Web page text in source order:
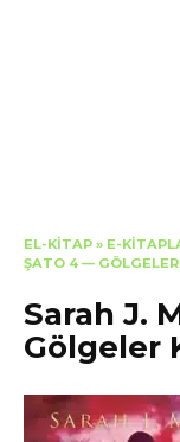
EL-KITAP » E-
ŞATO 4 —
Sarah J.
Gölgeler